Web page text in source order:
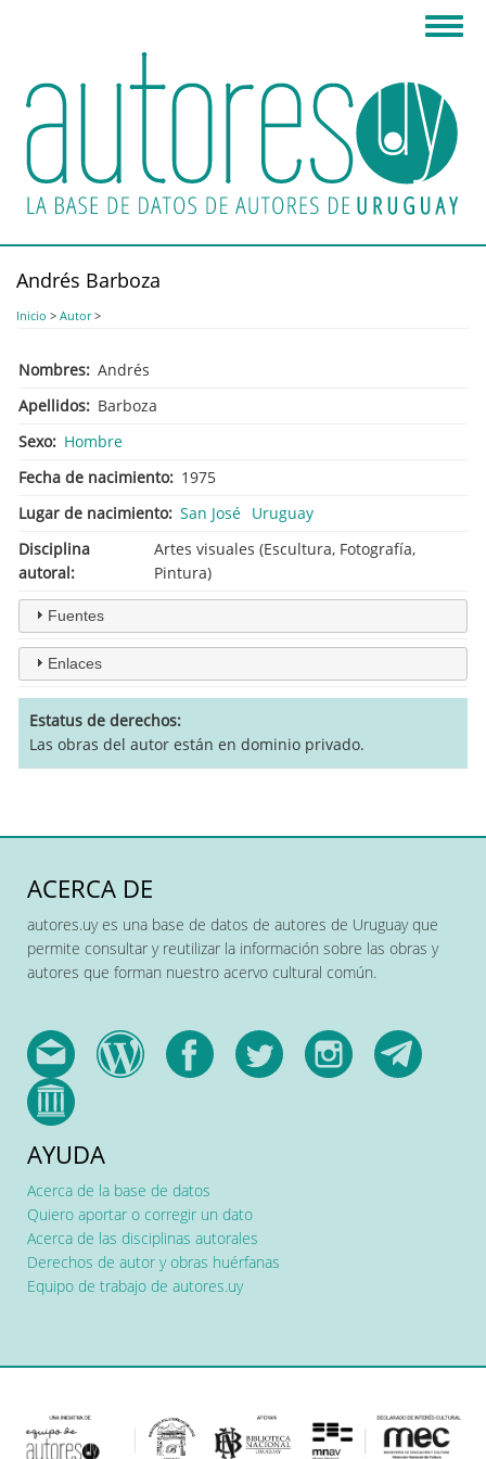
principal
Andrés Barboza
Inicio > Autor>
Nombres Andrés
Apellidos
Barboza
Sexo
Hombre
Fecha de nacimiento
1975
Lugar de nacimiento San José Uruguay
Disciplina
autoral
Artes visuales (Escultura, Fotografía,
Pintura)
Fuentes
Enlaces
Estatus de derechos
Las obras del autor están en dominio privado.
ACERCA DE
autores.uy es una base de datos de autores de Uruguay que
permite consultar y reutilizar la información sobre las obras y
autores que forman nuestro acervo cultural común.
AYUDA
Acerca de la base de datos
Quiero aportar o corregir un dato
Acerca de las disciplinas autorales
Derechos de autor y obras huérfanas
Equipo de trabajo de autores.uy